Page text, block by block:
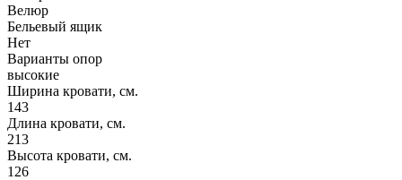
Велюр
Бельевый ящик
Нет
Варианты опор
высокие
Ширина кровати, см.
143
Длина кровати, см.
213
Высота кровати, см.
126